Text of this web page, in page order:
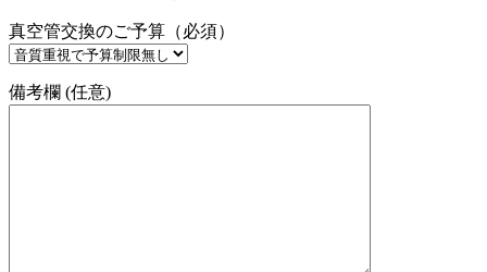
真空管交換のご予算（必須）
備考欄 (任意)